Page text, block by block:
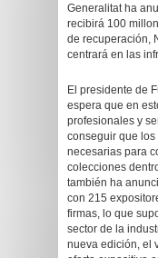
Generalitat ha
recibirá 100
de recuperación,
centrará en las
El presidente de
espera que en
profesionales y
conseguir que
necesarias para
colecciones
también ha
con 215
firmas, lo que
sector de la
nueva edición, el